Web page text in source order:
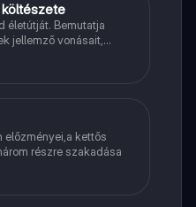
életútját. Bemutatja
jellemző vonásait,
a hitvesi
előzményei,a kettős
részre szakadása